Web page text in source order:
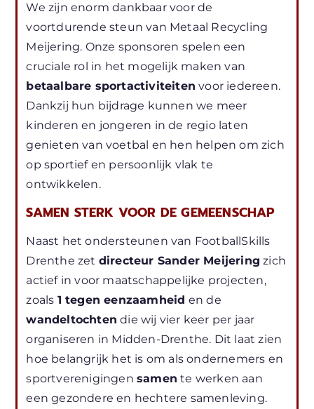
We zijn enorm dankbaar voor de
voortdurende steun van Metaal Recycling
Meijering. Onze sponsoren spelen een
cruciale rol in het mogelijk maken van
betaalbare sportactiviteiten voor iedereen.
Dankzij hun bijdrage kunnen we meer
kinderen en jongeren in de regio laten
genieten van voetbal en hen helpen om zich
op sportief en persoonlijk vlak te
ontwikkelen.
SAMEN STERK VOOR DE GEMEENSCHAP
Naast het ondersteunen van FootballSkills
Drenthe zet directeur Sander Meijering zich
actief in voor maatschappelijke projecten,
zoals 1 tegen eenzaamheid en de
wandeltochten die wij vier keer per jaar
organiseren in Midden-Drenthe. Dit laat zien
hoe belangrijk het is om als ondernemers en
sportverenigingensamen te werken aan
een gezondere en hechtere samenleving.